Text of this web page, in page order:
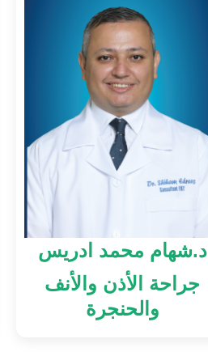
د.شهام محمد ادريس
جراحة الأذن والأنف
والحنجرة